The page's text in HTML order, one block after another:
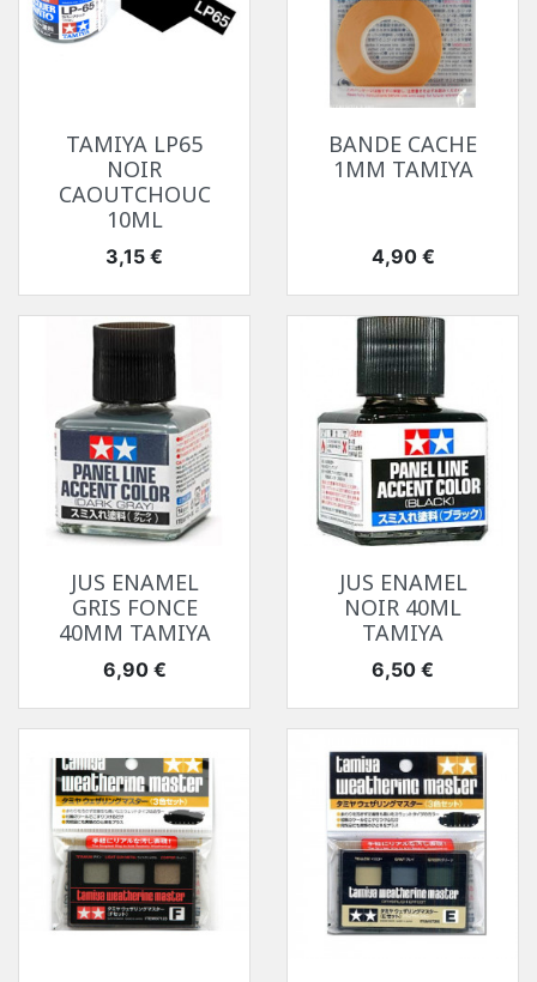
TAMIYA LP65
NOIR
CAOUTCHOUC
10ML
Prix
3,15 €
BANDE CACHE
1MM TAMIYA
Prix
4,90 €
JUS ENAMEL
GRIS FONCE
40MM TAMIYA
Prix
6,90 €
JUS ENAMEL
NOIR 40ML
TAMIYA
Prix
6,50 €